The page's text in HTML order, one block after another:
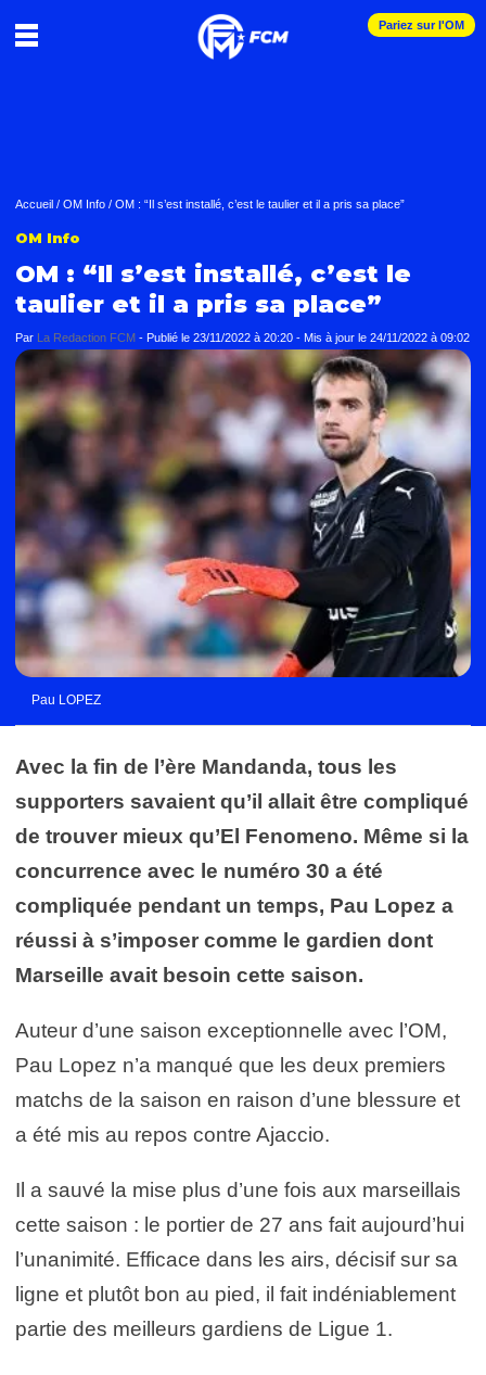
Pariez sur l'OM
Accueil / OM Info / OM : “Il s’est installé, c’est le taulier et il a pris sa place”
OM Info
OM : “Il s’est installé, c’est le
taulier et il a pris sa place”
Par La Redaction FCM - Publié le 23/11/2022 à 20:20 - Mis à jour le 24/11/2022 à 09:02
Pau LOPEZ
Avec la fin de l’ère Mandanda, tous les
supporters savaient qu’il allait être compliqué
de trouver mieux qu’El Fenomeno. Même si la
concurrence avec le numéro 30 a été
compliquée pendant un temps, Pau Lopez a
réussi à s’imposer comme le gardien dont
Marseille avait besoin cette saison.
Auteur d’une saison exceptionnelle avec l’OM,
Pau Lopez n’a manqué que les deux premiers
matchs de la saison en raison d’une blessure et
a été mis au repos contre Ajaccio.
Il a sauvé la mise plus d’une fois aux marseillais
cette saison : le portier de 27 ans fait aujourd’hui
l’unanimité. Efficace dans les airs, décisif sur sa
ligne et plutôt bon au pied, il fait indéniablement
partie des meilleurs gardiens de Ligue 1.